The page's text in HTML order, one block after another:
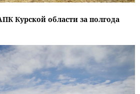
Курской области за полгода